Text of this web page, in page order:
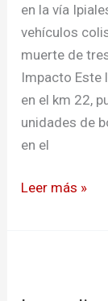
en la vía
vehículos
muerte de
Impacto Este
en el km 22,
unidades de
en el
Pilcuán
Leer más »